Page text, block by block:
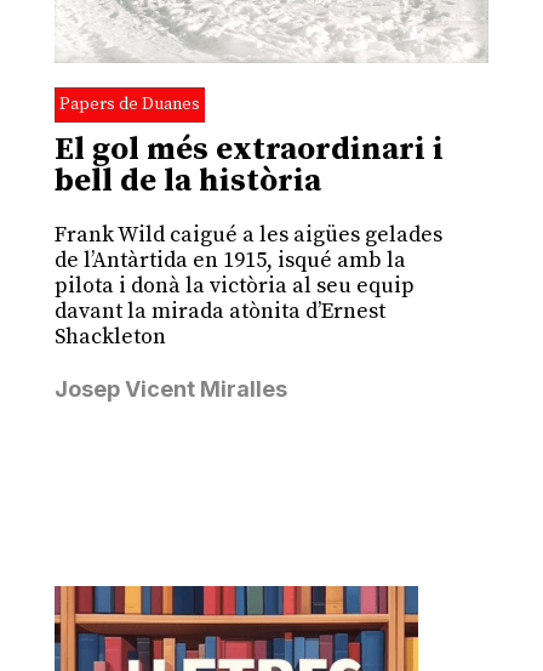
Papers de Duanes
El gol més extraordinari i
bell de la història
Frank Wild caigué a les aigües gelades
de l’Antàrtida en 1915, isqué amb la
pilota i donà la victòria al seu equip
davant la mirada atònita d’Ernest
Shackleton
Josep Vicent Miralles